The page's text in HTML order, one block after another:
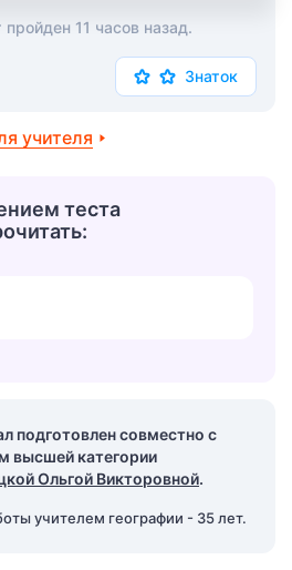
11 часов назад.
Знаток
учителя
теста
подготовлен совместно с
высшей категории
Ольгой Викторовной.
учителем географии - 35 лет.